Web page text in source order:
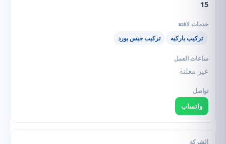
15
تركيب باركيه تركيب جبس بورد
غير معلنة
واتساب